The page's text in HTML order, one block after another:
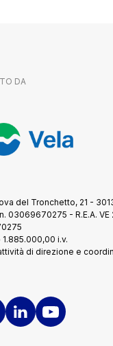
DA
del Tronchetto, 21 -
03069670275 - R.E.A.
i.v.
di direzione e